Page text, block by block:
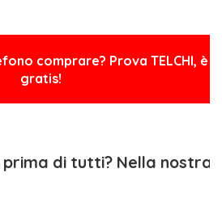
comprare? Prova TELCHI, è
gratis!
prima di tutti? Nella nostra